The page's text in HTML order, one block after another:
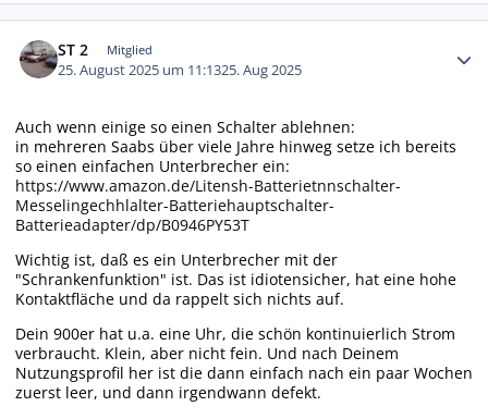
ST 2 Mitglied
25. August 2025 um 11:1325. Aug 2025
Auch wenn einige so einen Schalter ablehnen:
in mehreren Saabs über viele Jahre hinweg setze ich bereits
so einen einfachen Unterbrecher ein:
https://www.amazon.de/Litensh-Batterietnnschalter-
Messelingechhlalter-Batteriehauptschalter-
Batterieadapter/dp/B0946PY53T
Wichtig ist, daß es ein Unterbrecher mit der
"Schrankenfunktion" ist. Das ist idiotensicher, hat eine hohe
Kontaktfläche und da rappelt sich nichts auf.
Dein 900er hat u.a. eine Uhr, die schön kontinuierlich Strom
verbraucht. Klein, aber nicht fein. Und nach Deinem
Nutzungsprofil her ist die dann einfach nach ein paar Wochen
zuerst leer, und dann irgendwann defekt.